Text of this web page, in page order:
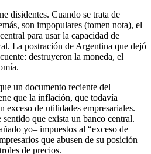
disidentes. Cuando se trata de
son impopulares (tomen nota), el
para usar la capacidad de
La postración de Argentina que dejó
destruyeron la moneda, el
un documento reciente del
que la inflación, que todavía
exceso de utilidades empresariales.
que exista un banco central.
yo– impuestos al “exceso de
que abusen de su posición
de precios.